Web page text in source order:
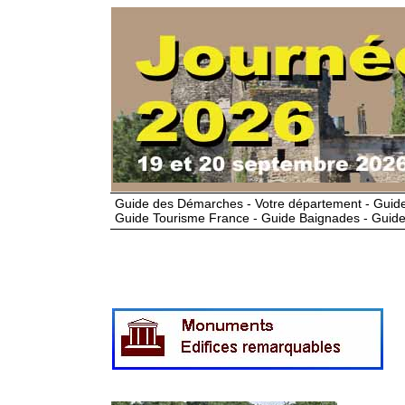
Guide des Démarches - Votre département -
Guide Tourisme France - Guide Baignades -